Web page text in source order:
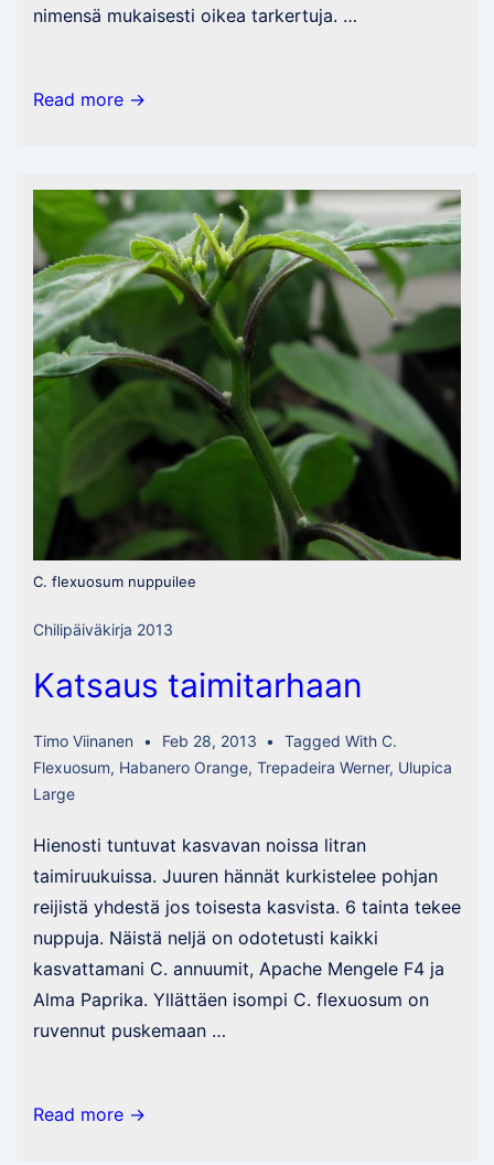
nimensä mukaisesti oikea tarkertuja. …
Satoa
Read more →
C. flexuosum nuppuilee
Chilipäiväkirja 2013
Katsaus taimitarhaan
Timo Viinanen Feb 28, 2013 Tagged With C.
Flexuosum, Habanero Orange, Trepadeira Werner, Ulupica
Large
Hienosti tuntuvat kasvavan noissa litran
taimiruukuissa. Juuren hännät kurkistelee pohjan
reijistä yhdestä jos toisesta kasvista. 6 tainta tekee
nuppuja. Näistä neljä on odotetusti kaikki
kasvattamani C. annuumit, Apache Mengele F4 ja
Alma Paprika. Yllättäen isompi C. flexuosum on
ruvennut puskemaan …
Katsaus
Read more →